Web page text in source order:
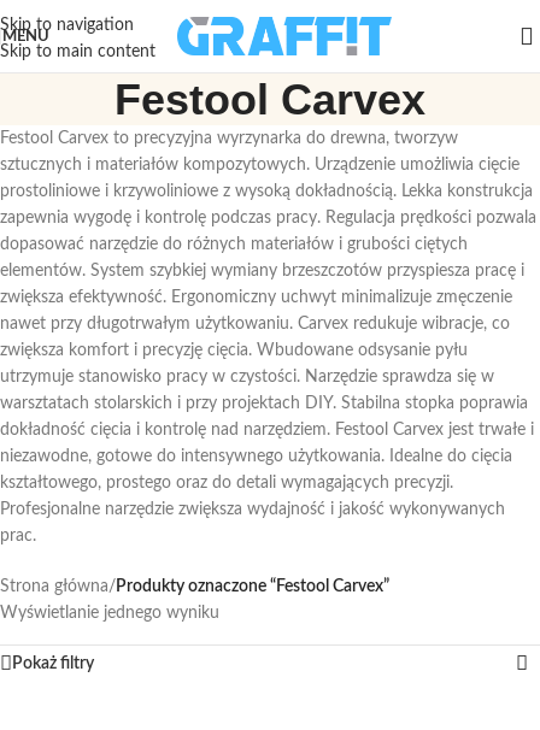
Skip to navigation
Skip to main content
MENU
Festool Carvex
Festool Carvex to precyzyjna wyrzynarka do drewna, tworzyw
sztucznych i materiałów kompozytowych. Urządzenie umożliwia cięcie
prostoliniowe i krzywoliniowe z wysoką dokładnością. Lekka konstrukcja
zapewnia wygodę i kontrolę podczas pracy. Regulacja prędkości pozwala
dopasować narzędzie do różnych materiałów i grubości ciętych
elementów. System szybkiej wymiany brzeszczotów przyspiesza pracę i
zwiększa efektywność. Ergonomiczny uchwyt minimalizuje zmęczenie
nawet przy długotrwałym użytkowaniu. Carvex redukuje wibracje, co
zwiększa komfort i precyzję cięcia. Wbudowane odsysanie pyłu
utrzymuje stanowisko pracy w czystości. Narzędzie sprawdza się w
warsztatach stolarskich i przy projektach DIY. Stabilna stopka poprawia
dokładność cięcia i kontrolę nad narzędziem. Festool Carvex jest trwałe i
niezawodne, gotowe do intensywnego użytkowania. Idealne do cięcia
kształtowego, prostego oraz do detali wymagających precyzji.
Profesjonalne narzędzie zwiększa wydajność i jakość wykonywanych
prac.
Strona główna/ Produkty oznaczone “Festool Carvex”
Wyświetlanie jednego wyniku
Pokaż filtry